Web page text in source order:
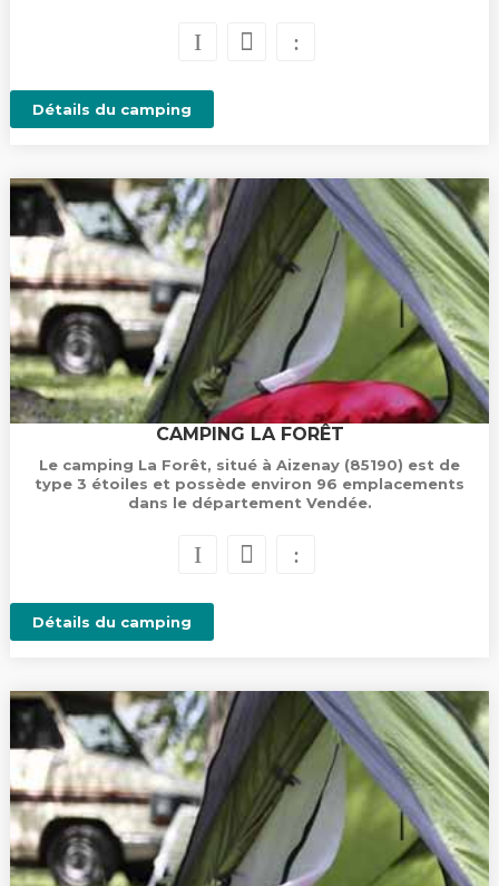
Détails du camping
CAMPING LA FORÊT
Le camping La Forêt, situé à Aizenay (85190) est de
type 3 étoiles et possède environ 96 emplacements
dans le département Vendée.
Détails du camping